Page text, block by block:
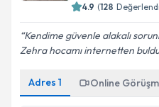
4.9 (128
Kendime güvenle alakalı
Zehra hocamı internetten
Adres 1 Online